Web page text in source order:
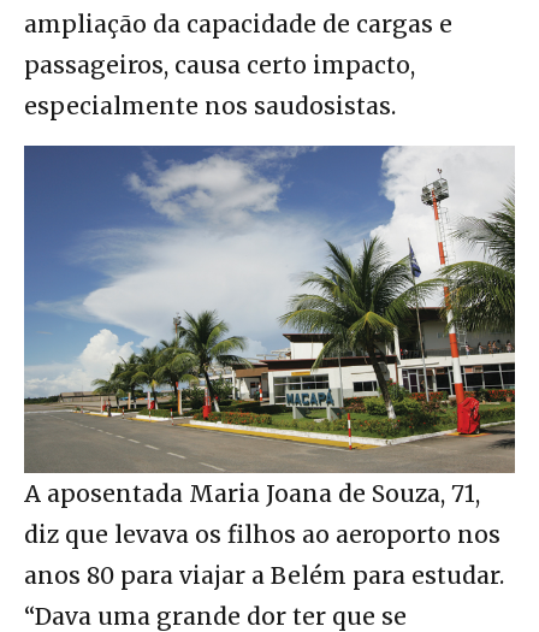
ampliação da capacidade de cargas e
passageiros, causa certo impacto,
especialmente nos saudosistas.
A aposentada Maria Joana de Souza, 71,
diz que levava os filhos ao aeroporto nos
anos 80 para viajar a Belém para estudar.
“Dava uma grande dor ter que se